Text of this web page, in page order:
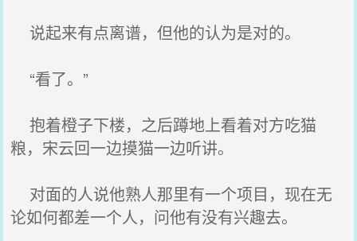
说起来有点离谱，但他的认为是对的。
“看了。”
抱着橙子下楼，之后蹲地上看着对方吃猫
粮，宋云回一边摸猫一边听讲。
对面的人说他熟人那里有一个项目，现在无
论如何都差一个人，问他有没有兴趣去。